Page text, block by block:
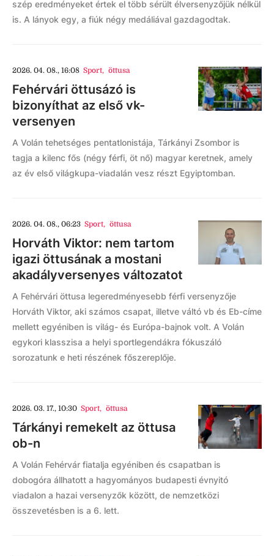
szép eredményeket értek el több sérült élversenyzőjük nélkül
is. A lányok egy, a fiúk négy medáliával gazdagodtak.
2026. 04. 08., 16:08 Sport, öttusa
Fehérvári öttusázó is
bizonyíthat az első vk-
versenyen
A Volán tehetséges pentatlonistája, Tárkányi Zsombor is
tagja a kilenc fős (négy férfi, öt nő) magyar keretnek, amely
az év első világkupa-viadalán vesz részt Egyiptomban.
2026. 04. 08., 06:23 Sport, öttusa
Horváth Viktor: nem tartom
igazi öttusának a mostani
akadályversenyes változatot
A Fehérvári öttusa legeredményesebb férfi versenyzője
Horváth Viktor, aki számos csapat, illetve váltó vb és Eb-címe
mellett egyéniben is világ- és Európa-bajnok volt. A Volán
egykori klasszisa a helyi sportlegendákra fókuszáló
sorozatunk e heti részének főszereplője.
2026. 03. 17., 10:30 Sport, öttusa
Tárkányi remekelt az öttusa
ob-n
A Volán Fehérvár fiatalja egyéniben és csapatban is
dobogóra állhatott a hagyományos budapesti évnyitó
viadalon a hazai versenyzők között, de nemzetközi
összevetésben is a 6. lett.